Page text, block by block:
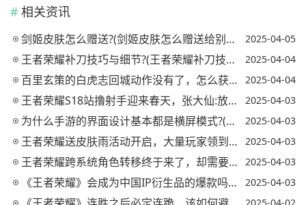
相关资讯
剑姬皮肤怎么赠送?(剑姬皮肤怎么赠送给别人) 2025-04-05
王者荣耀补刀技巧与细节?(王者荣耀补刀技巧视频) 2025-04-04
百里玄策的白虎志回城动作没有了，怎么获得?(王者荣耀百里玄策的白虎志什么时候返厂) 2025-04-04
王者荣耀S18站撸射手迎来春天，张大仙:放弃破晓选择逐日，容错率提高20%，你怎么看? 2025-04-03
为什么手游的界面设计基本都是横屏模式?(为什么有些手游是竖屏显示) 2025-04-03
王者荣耀送皮肤雨活动开启，大量玩家领到史诗，欧皇拿到内测皮肤，你怎么看? 2025-04-03
王者荣耀跨系统角色转移终于来了，却需要990点券，你怎么看?(王者如何跨系统角色转换) 2025-04-03
《王者荣耀》会成为中国IP衍生品的爆款吗?(王者荣耀ip衍生游戏) 2025-04-03